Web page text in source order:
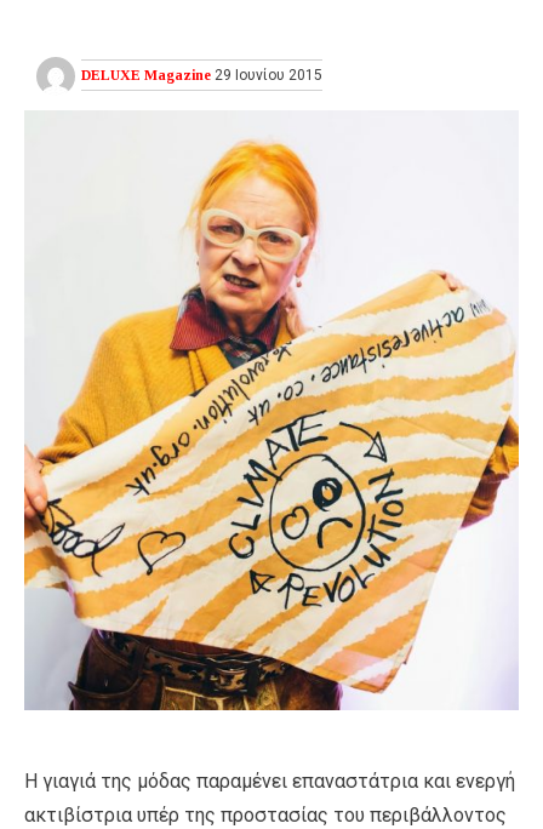
DELUXE Magazine 29 Ιουνίου 2015
H γιαγιά της μόδας παραμένει επαναστάτρια και ενεργή
ακτιβίστρια υπέρ της προστασίας του περιβάλλοντος